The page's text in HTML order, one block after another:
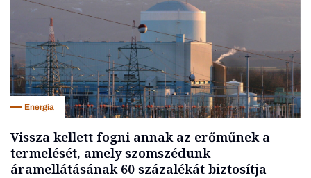
Energia
Vissza kellett fogni annak az erőműnek a
termelését, amely szomszédunk
áramellátásának 60 százalékát biztosítja